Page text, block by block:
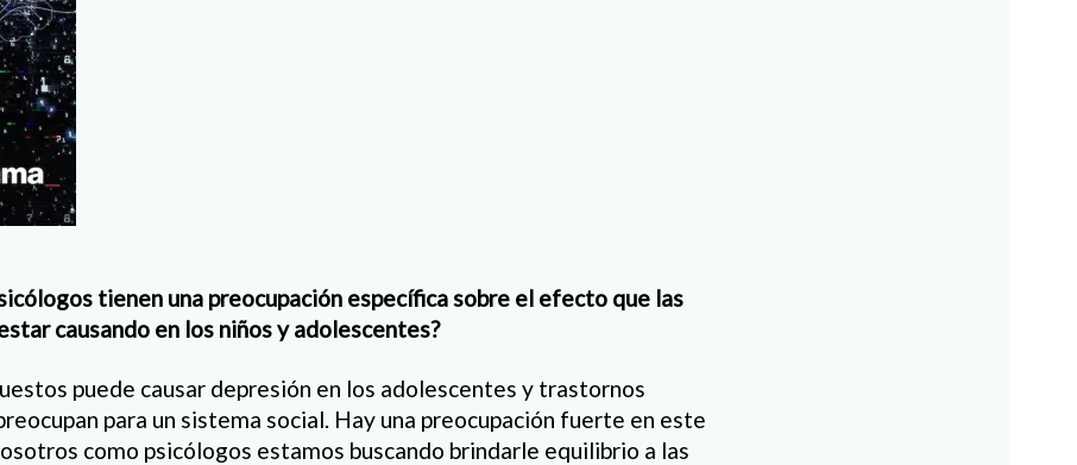
tienen una preocupación específica sobre el efecto que las
causando en los niños y adolescentes?
puede causar depresión en los adolescentes y trastornos
para un sistema social. Hay una preocupación fuerte en este
como psicólogos estamos buscando brindarle equilibrio a las